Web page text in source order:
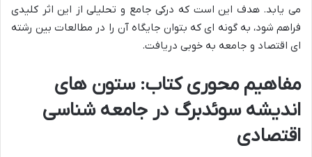
می یابد. هدف این است که درکی جامع و تحلیلی از این اثر کلیدی
فراهم شود، به گونه ای که بتوان جایگاه آن را در مطالعات بین رشته
ای اقتصاد و جامعه به خوبی دریافت.
مفاهیم محوری کتاب: ستون های
اندیشه سوئدبرگ در جامعه شناسی
اقتصادی